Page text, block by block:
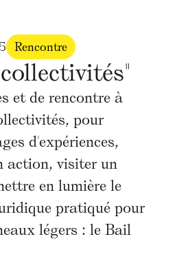
Rencontre
et de rencontre à
pour
d'expériences,
action, visiter un
en lumière le
pratiqué pour
légers : le Bail